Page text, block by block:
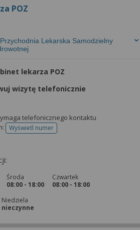
POZ
Lekarska Samodzielny
lekarza POZ
wizytę telefonicznie
telefonicznego kontaktu
Wyświetl numertelefonu do rejestracji
Środa
08:00 - 18:00
Czwartek
08:00 - 18:00
Niedziela
nieczynne
zgodę na przetwarzanie Twoich
celach. Jeżeli chcesz
lub chcesz przeprowadzić
to możesz tego dokonać
zaawansowanych”.
temat wykorzystywania
w naszym serwisie